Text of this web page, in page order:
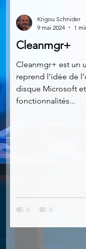
Multimedia
Photographie
Cleanmgr+
Cleanmgr+ est un
reprend l’idée de
disque Microsoft
fonctionnalités...
Krigou Schnider
9 mai 2024
1